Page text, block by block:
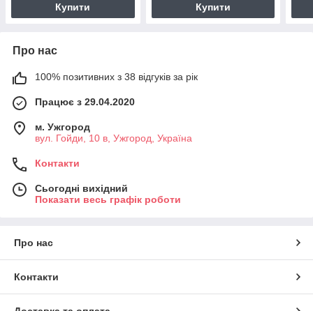
Купити Купити
Про нас
100% позитивних з 38 відгуків за рік
Працює з 29.04.2020
м. Ужгород
вул. Гойди, 10 в, Ужгород, Україна
Контакти
Сьогодні вихідний
Показати весь графік роботи
Про нас
Контакти